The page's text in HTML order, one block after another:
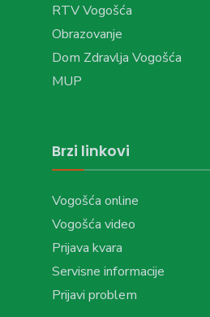
RTV Vogošća
Obrazovanje
Dom Zdravlja Vogošća
MUP
Brzi linkovi
Vogošća online
Vogošća video
Prijava kvara
Servisne informacije
Prijavi problem